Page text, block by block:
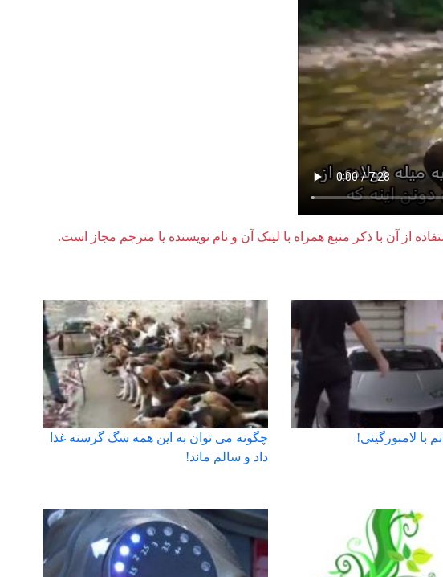
از آن با ذکر منبع همراه با لینک آن و نام نویسنده یا مترجم مجاز است.
با لامبورگینی!
چگونه می توان به این همه سگ گرسنه غذا
داد و سالم ماند!